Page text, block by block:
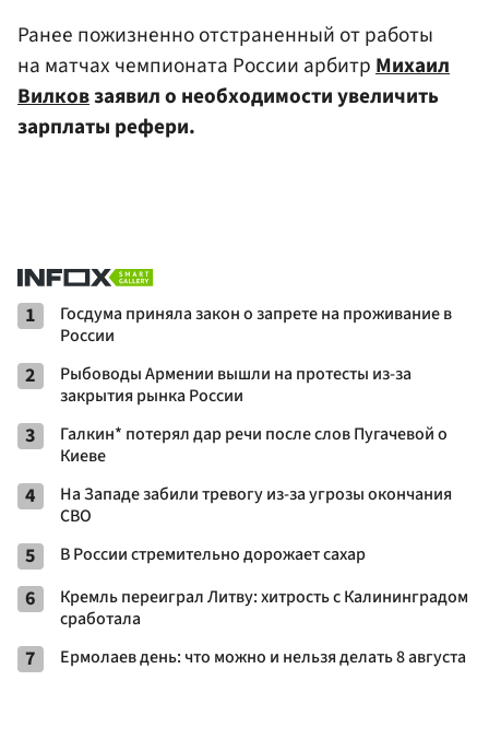
Ранее пожизненно отстраненный от работы
на матчах чемпионата России арбитрМихаил
Вилковзаявил о необходимости увеличить
зарплаты рефери.
1
Госдума приняла закон о запрете на проживание в
России
2
Рыбоводы Армении вышли на протесты из-за
закрытия рынка России
3
Галкин* потерял дар речи после слов Пугачевой о
Киеве
4
На Западе забили тревогу из-за угрозы окончания
СВО
5 В России стремительно дорожает сахар
6
Кремль переиграл Литву: хитрость с Калининградом
сработала
7 Ермолаев день: что можно и нельзя делать 8 августа